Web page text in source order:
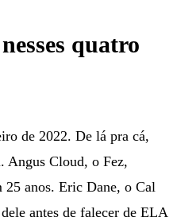
quatro
de 2022. De lá pra cá,
Angus Cloud, o Fez,
anos. Eric Dane, o Cal
antes de falecer de ELA